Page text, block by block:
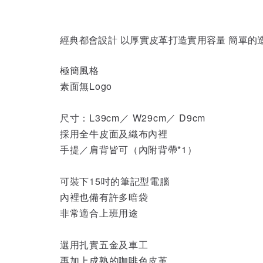
經典都會設計 以厚實皮革打造實用容量 簡單的
極簡風格
素面無Logo
尺寸：L39cm／ W29cm／ D9cm
採用全牛皮面及織布內裡
手提／肩背皆可（內附背帶*1）
可裝下15吋的筆記型電腦
內裡也備有許多暗袋
非常適合上班用途
選用扎實五金及車工